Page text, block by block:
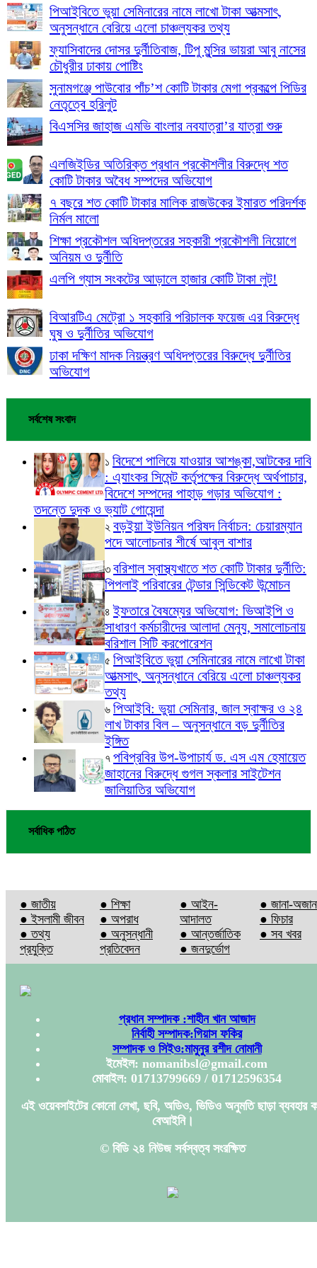
পিআইবিতে ভুয়া সেমিনারের নামে লাখো টাকা আত্মসাৎ,
অনুসন্ধানে বেরিয়ে এলো চাঞ্চল্যকর তথ্য
ফ্যাসিবাদের দোসর দুর্নীতিবাজ, টিপু মুন্সির ভায়রা আবু নাসের
চৌধুরীর ঢাকায় পোষ্টিং
সুনামগঞ্জে পাউবোর পাঁচ’শ কোটি টাকার মেগা প্রকল্পে পিডির
নেতৃত্বে হরিলুট
বিএসসির জাহাজ এমভি বাংলার নবযাত্রা’র যাত্রা শুরু
এলজিইডির অতিরিক্ত প্রধান প্রকৌশলীর বিরুদ্ধে শত
কোটি টাকার অবৈধ সম্পদের অভিযোগ
৭ বছরে শত কোটি টাকার মালিক রাজউকের ইমারত পরিদর্শক
নির্মল মালো
শিক্ষা প্রকৌশল অধিদপ্তরের সহকারী প্রকৌশলী নিয়োগে
অনিয়ম ও দুর্নীতি
এলপি গ্যাস সংকটের আড়ালে হাজার কোটি টাকা লুট!
বিআরটিএ মেট্রো ১ সহকারি পরিচালক ফয়েজ এর বিরুদ্ধে
ঘুষ ও দুর্নীতির অভিযোগ
ঢাকা দক্ষিণ মাদক নিয়ন্ত্রণ অধিদপ্তরের বিরুদ্ধে দুর্নীতির
অভিযোগ
সর্বশেষ সংবাদ
১ বিদেশে পালিয়ে যাওয়ার আশঙ্কা,আটকের দাবি
: এ্যাংকর সিমেন্ট কর্তৃপক্ষের বিরুদ্ধে অর্থপাচার,
বিদেশে সম্পদের পাহাড় গড়ার অভিযোগ :
তদন্তে দুদক ও ভ্যাট গোয়েন্দা
২ বড়ইয়া ইউনিয়ন পরিষদ নির্বাচন: চেয়ারম্যান
পদে আলোচনার শীর্ষে আবুল বাশার
৩ বরিশাল স্বাস্থ্যখাতে শত কোটি টাকার দুর্নীতি:
পিপলাই পরিবারের টেন্ডার সিন্ডিকেট উন্মোচন
৪ ইফতারে বৈষম্যের অভিযোগ: ভিআইপি ও
সাধারণ কর্মচারীদের আলাদা মেন্যু, সমালোচনায়
বরিশাল সিটি করপোরেশন
৫ পিআইবিতে ভুয়া সেমিনারের নামে লাখো টাকা
আত্মসাৎ, অনুসন্ধানে বেরিয়ে এলো চাঞ্চল্যকর
তথ্য
৬ পিআইবি: ভুয়া সেমিনার, জাল স্বাক্ষর ও ২৪
লাখ টাকার বিল – অনুসন্ধানে বড় দুর্নীতির
ইঙ্গিত
৭ পবিপ্রবির উপ-উপাচার্য ড. এস এম হেমায়েত
জাহানের বিরুদ্ধে গুগল স্কলার সাইটেশন
জালিয়াতির অভিযোগ
সর্বাধিক পঠিত
● জাতীয়
● ইসলামী জীবন
● তথ্য
প্রযুক্তি
● শিক্ষা
● অপরাধ
● অনুসন্ধানী
প্রতিবেদন
● আইন-
আদালত
● আন্তর্জাতিক
● জনদুর্ভোগ
● জানা-
● ফিচার
● সব খবর
প্রধান সম্পাদক :শাহীন খান আজাদ
নির্বাহী সম্পাদক:গিয়াস ফকির
সম্পাদক ও সিইও:মামুনুর রশীদ নোমানী
ইমেইল: nomanibsl@gmail.com
মোবাইল: 01713799669 / 01712596354
এই ওয়েবসাইটের কোনো লেখা, ছবি, অডিও, ভিডিও অনুমতি ছাড়া ব্যবহার
বেআইনি।
© বিডি ২৪ নিউজ সর্বস্বত্ব সংরক্ষিত